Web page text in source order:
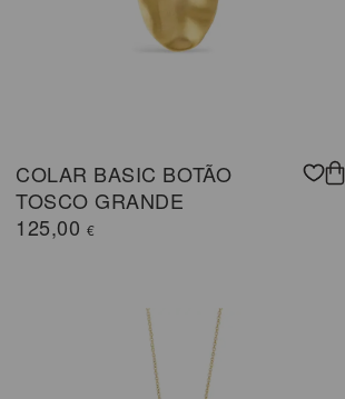
COLAR BASIC BOTÃO
TOSCO GRANDE
125,00 €